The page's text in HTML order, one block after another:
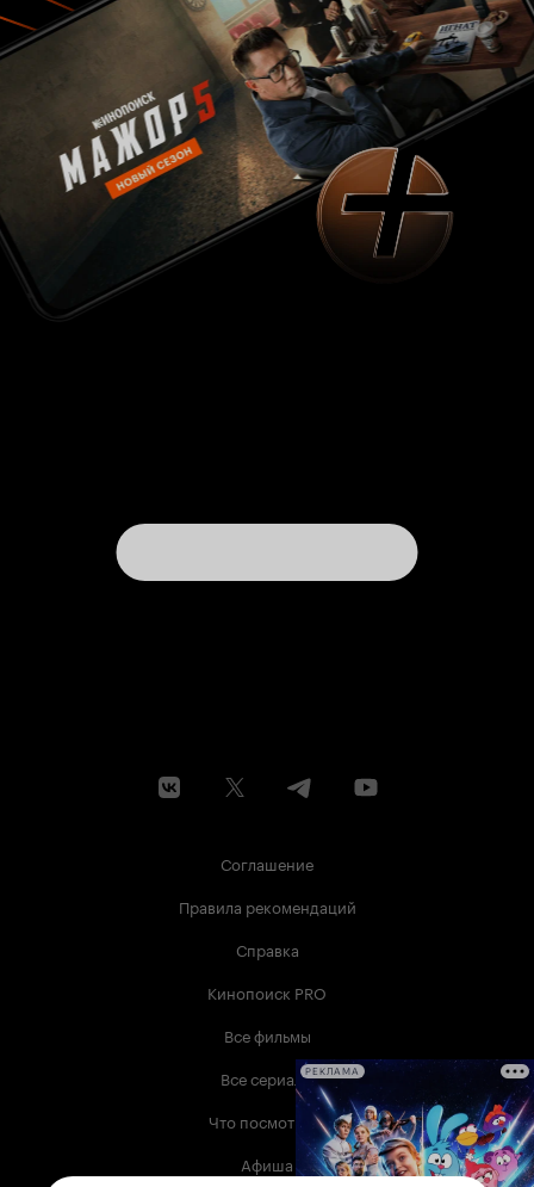
Соглашение
Правила рекомендаций
Справка
Кинопоиск PRO
Все фильмы
Все сериалы
Что посмотреть
Афиша
РЕКЛАМА